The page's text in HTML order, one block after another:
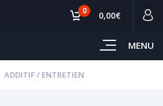
MENU
0 0,00€
ADDITIF / ENTRETIEN